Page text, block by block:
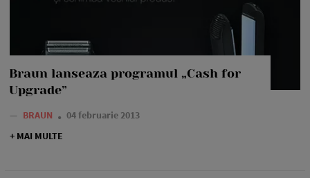
Braun lanseaza programul „Cash for
Upgrade”
— BRAUN
04 februarie 2013
+ MAI MULTE